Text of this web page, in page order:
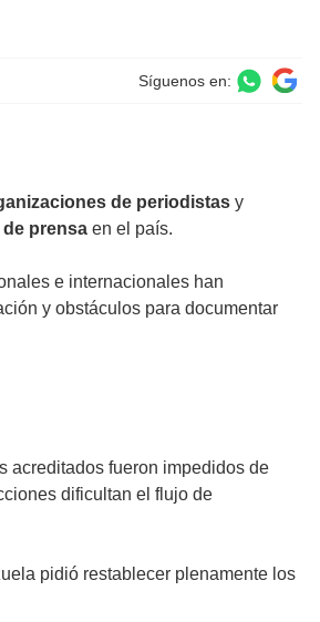
Síguenos en:
de periodistas y
de prensa en el país.
e internacionales han
y obstáculos para documentar
acreditados fueron impedidos de
dificultan el flujo de
pidió restablecer plenamente los